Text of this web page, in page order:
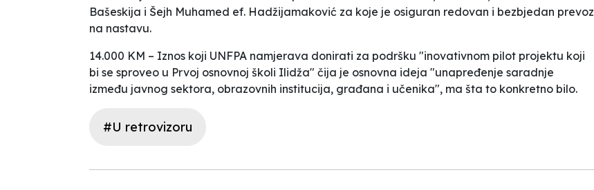
Bašeskija i Šejh Muhamed ef. Hadžijamaković za koje je osiguran redovan i bezbjedan prevoz
na nastavu.
14.000 KM – Iznos koji UNFPA namjerava donirati za podršku "inovativnom pilot projektu koji
bi se sproveo u Prvoj osnovnoj školi Ilidža" čija je osnovna ideja "unapređenje saradnje
između javnog sektora, obrazovnih institucija, građana i učenika", ma šta to konkretno bilo.
#U retrovizoru